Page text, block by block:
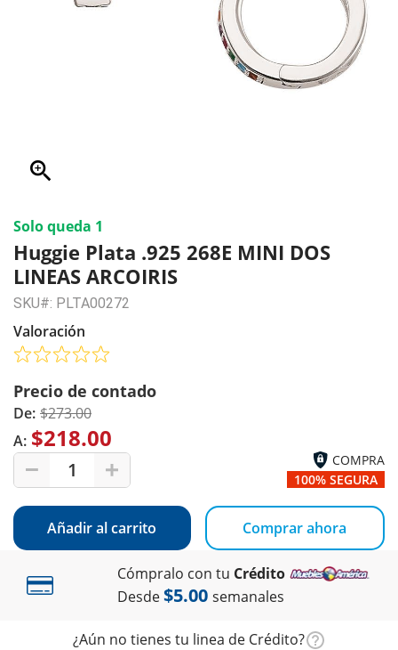
zoom_in
Solo queda 1
Huggie Plata .925 268E MINI DOS
LINEAS ARCOIRIS
SKU#: PLTA00272
Valoración
Precio de contado
De: $273.00
A: $218.00
1
COMPRA
100% SEGURA
Añadir al carrito Comprar ahora
Cómpralo con tu Crédito
Desde$5.00 semanales
¿Aún no tienes tu linea de Crédito?